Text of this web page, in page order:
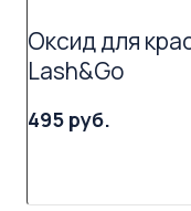
Оксид для
Lash&Go
495 руб.